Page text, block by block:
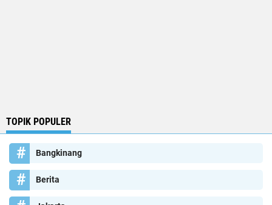
TOPIK POPULER
Bangkinang
Berita